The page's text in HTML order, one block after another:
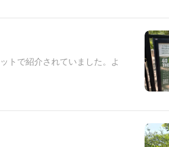
トで紹介されていました。よ